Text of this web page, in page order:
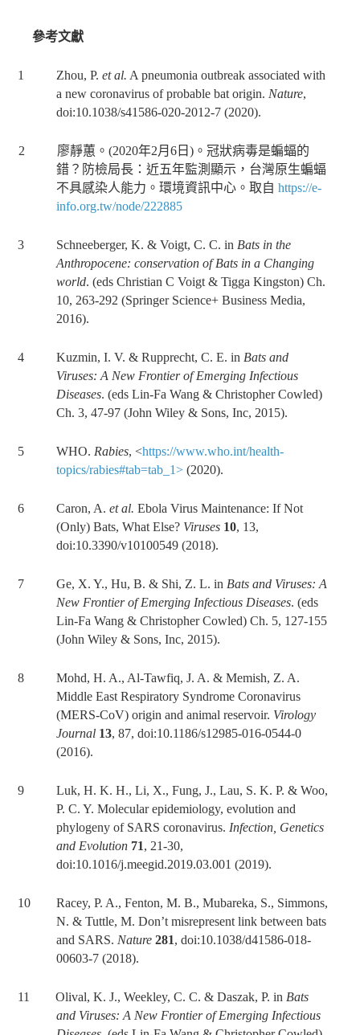
參考文獻
1 Zhou, P. et al. A pneumonia outbreak associated with
a new coronavirus of probable bat origin. Nature,
doi:10.1038/s41586-020-2012-7 (2020).
2 廖靜蕙。 (2020年2月 6日 )。冠狀病毒是蝙蝠的
錯？防檢局長：近五年監測顯示，台灣原生蝙蝠
不具感染人能力。環境資訊中心。取自 https://e-
info.org.tw/node/222885
3 Schneeberger, K. & Voigt, C. C. in Bats in the
Anthropocene: conservation of Bats in a Changing
world. (eds Christian C Voigt & Tigga Kingston) Ch.
10, 263-292 (Springer Science+ Business Media,
2016).
4 Kuzmin, I. V. & Rupprecht, C. E. in Bats and
Viruses: A New Frontier of Emerging Infectious
Diseases. (eds Lin-Fa Wang & Christopher Cowled)
Ch. 3, 47-97 (John Wiley & Sons, Inc, 2015).
5 WHO. Rabies, <https://www.who.int/health-
topics/rabies#tab=tab_1> (2020).
6 Caron, A. et al. Ebola Virus Maintenance: If Not
(Only) Bats, What Else? Viruses 10, 13,
doi:10.3390/v10100549 (2018).
7 Ge, X. Y., Hu, B. & Shi, Z. L. in Bats and Viruses: A
New Frontier of Emerging Infectious Diseases. (eds
Lin-Fa Wang & Christopher Cowled) Ch. 5, 127-155
(John Wiley & Sons, Inc, 2015).
8 Mohd, H. A., Al-Tawfiq, J. A. & Memish, Z. A.
Middle East Respiratory Syndrome Coronavirus
(MERS-CoV) origin and animal reservoir. Virology
Journal 13, 87, doi:10.1186/s12985-016-0544-0
(2016).
9 Luk, H. K. H., Li, X., Fung, J., Lau, S. K. P. & Woo,
P. C. Y. Molecular epidemiology, evolution and
phylogeny of SARS coronavirus. Infection, Genetics
and Evolution 71, 21-30,
doi:10.1016/j.meegid.2019.03.001 (2019).
10 Racey, P. A., Fenton, M. B., Mubareka, S., Simmons,
N. & Tuttle, M. Don’t misrepresent link between bats
and SARS. Nature 281, doi:10.1038/d41586-018-
00603-7 (2018).
11 Olival, K. J., Weekley, C. C. & Daszak, P. in Bats
and Viruses: A New Frontier of Emerging Infectious